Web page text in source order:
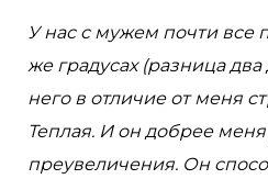
У нас с мужем почти все
же градусах (разница два
него в отличие от меня
Теплая. И он добрее меня
преувеличения. Он